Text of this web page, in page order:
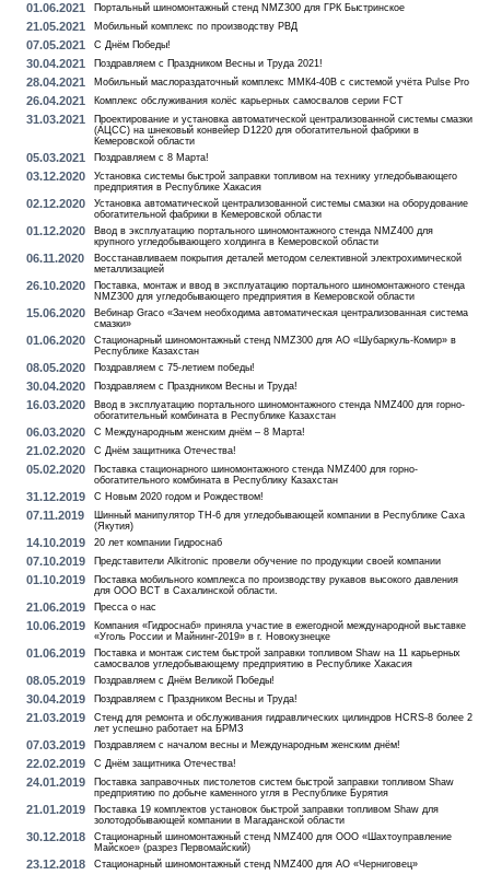
01.06.2021 Портальный шиномонтажный стенд NMZ300 для ГРК Быстринское
21.05.2021 Мобильный комплекс по производству РВД
07.05.2021 С Днём Победы!
30.04.2021 Поздравляем с Праздником Весны и Труда 2021!
28.04.2021 Мобильный маслораздаточный комплекс ММК4-40В с системой учёта Pulse Pro
26.04.2021 Комплекс обслуживания колёс карьерных самосвалов серии FCT
31.03.2021
Проектирование и установка автоматической централизованной системы смазки
(АЦСС) на шнековый конвейер D1220 для обогатительной фабрики в
Кемеровской области
05.03.2021 Поздравляем с 8 Марта!
03.12.2020
Установка системы быстрой заправки топливом на технику угледобывающего
предприятия в Республике Хакасия
02.12.2020
Установка автоматической централизованной системы смазки на оборудование
обогатительной фабрики в Кемеровской области
01.12.2020
Ввод в эксплуатацию портального шиномонтажного стенда NMZ400 для
крупного угледобывающего холдинга в Кемеровской области
06.11.2020
Восстанавливаем покрытия деталей методом селективной электрохимической
металлизацией
26.10.2020
Поставка, монтаж и ввод в эксплуатацию портального шиномонтажного стенда
NMZ300 для угледобывающего предприятия в Кемеровской области
15.06.2020
Вебинар Graco «Зачем необходима автоматическая централизованная система
смазки»
01.06.2020
Стационарный шиномонтажный стенд NMZ300 для АО «Шубаркуль-Комир» в
Республике Казахстан
08.05.2020 Поздравляем с 75-летием победы!
30.04.2020 Поздравляем с Праздником Весны и Труда!
16.03.2020
Ввод в эксплуатацию портального шиномонтажного стенда NMZ400 для горно-
обогатительный комбината в Республике Казахстан
06.03.2020 С Международным женским днём – 8 Марта!
21.02.2020 С Днём защитника Отечества!
05.02.2020
Поставка стационарного шиномонтажного стенда NMZ400 для горно-
обогатительного комбината в Республику Казахстан
31.12.2019 С Новым 2020 годом и Рождеством!
07.11.2019
Шинный манипулятор TH-6 для угледобывающей компании в Республике Саха
(Якутия)
14.10.2019 20 лет компании Гидроснаб
07.10.2019 Представители Alkitronic провели обучение по продукции своей компании
01.10.2019
Поставка мобильного комплекса по производству рукавов высокого давления
для ООО ВСТ в Сахалинской области.
21.06.2019 Пресса о нас
10.06.2019
Компания «Гидроснаб» приняла участие в ежегодной международной выставке
«Уголь России и Майнинг-2019» в г. Новокузнецке
01.06.2019
Поставка и монтаж систем быстрой заправки топливом Shaw на 11 карьерных
самосвалов угледобывающему предприятию в Республике Хакасия
08.05.2019 Поздравляем с Днём Великой Победы!
30.04.2019 Поздравляем с Праздником Весны и Труда!
21.03.2019
Стенд для ремонта и обслуживания гидравлических цилиндров HCRS-8 более 2
лет успешно работает на БРМЗ
07.03.2019 Поздравляем с началом весны и Международным женским днём!
22.02.2019 С Днём защитника Отечества!
24.01.2019
Поставка заправочных пистолетов систем быстрой заправки топливом Shaw
предприятию по добыче каменного угля в Республике Бурятия
21.01.2019
Поставка 19 комплектов установок быстрой заправки топливом Shaw для
золотодобывающей компании в Магаданской области
30.12.2018
Стационарный шиномонтажный стенд NMZ400 для ООО «Шахтоуправление
Майское» (разрез Первомайский)
23.12.2018 Стационарный шиномонтажный стенд NMZ400 для АО «Черниговец»